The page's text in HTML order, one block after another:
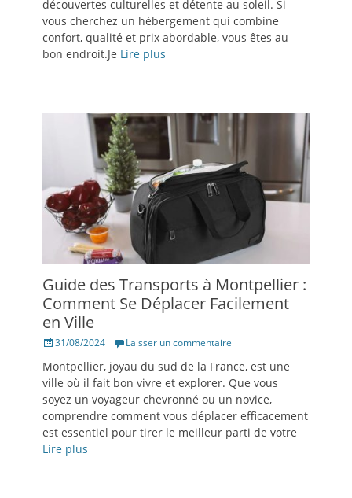
découvertes culturelles et détente au soleil. Si
vous cherchez un hébergement qui combine
confort, qualité et prix abordable, vous êtes au
bon endroit.Je Lire plus
Guide des Transports à Montpellier :
Comment Se Déplacer Facilement
en Ville
Posté31/08/2024 Laisser un commentaire
Montpellier, joyau du sud de la France, est une
ville où il fait bon vivre et explorer. Que vous
soyez un voyageur chevronné ou un novice,
comprendre comment vous déplacer efficacement
est essentiel pour tirer le meilleur parti de votre
Lire plus